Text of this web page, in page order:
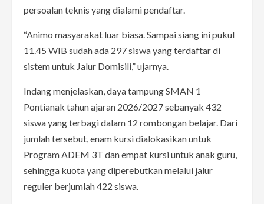
persoalan teknis yang dialami pendaftar.
“Animo masyarakat luar biasa. Sampai siang ini pukul
11.45 WIB sudah ada 297 siswa yang terdaftar di
sistem untuk Jalur Domisili,” ujarnya.
Indang menjelaskan, daya tampung SMAN 1
Pontianak tahun ajaran 2026/2027 sebanyak 432
siswa yang terbagi dalam 12 rombongan belajar. Dari
jumlah tersebut, enam kursi dialokasikan untuk
Program ADEM 3T dan empat kursi untuk anak guru,
sehingga kuota yang diperebutkan melalui jalur
reguler berjumlah 422 siswa.